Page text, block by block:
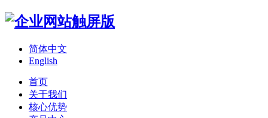
简体中文
English
首页
关于我们
核心优势